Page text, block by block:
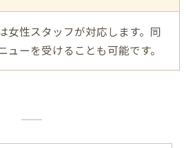
女性スタッフが対応します。同
ューを受けることも可能です。